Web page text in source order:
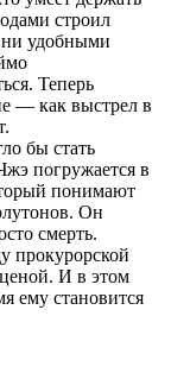
строил
ни удобными
Теперь
— как выстрел в
бы стать
погружается в
понимают
Он
смерть.
прокурорской
И в этом
ему становится